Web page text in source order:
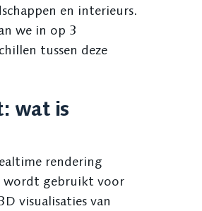
en interieurs.
we in op 3
tussen deze
wat is
rendering
wordt gebruikt voor
visualisaties van